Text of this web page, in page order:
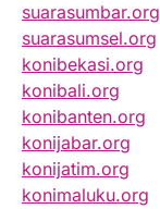
suarasumbar.org
suarasumsel.org
konibekasi.org
konibali.org
konibanten.org
konijabar.org
konijatim.org
konimaluku.org